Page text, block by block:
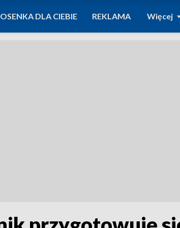
DLA CIEBIE REKLAMA Więcej